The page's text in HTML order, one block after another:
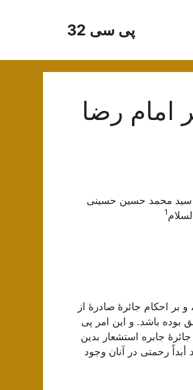
پی سی 32
امام‌ رضا
سید محمد حسین حسینی
1
بر احکام‌ جائرۀ صادرۀ از
بوده‌ باشد. و اين‌ امر پی
جابره‌ استشعار بدين‌
أبداً رحمتی در آنان‌ وجود